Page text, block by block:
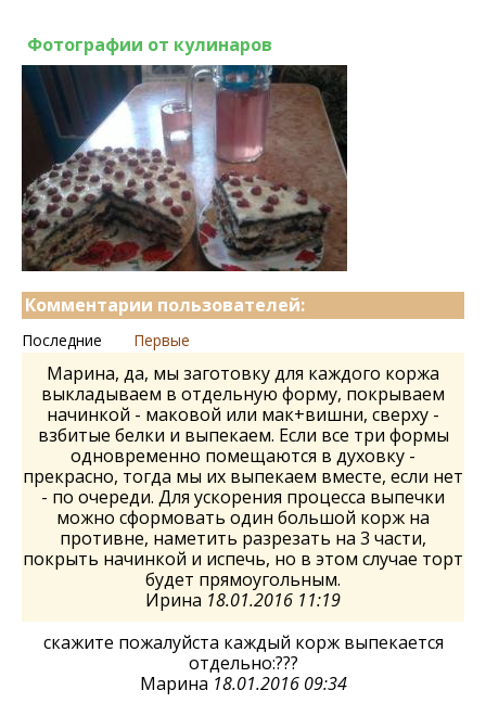
Фотографии от кулинаров
Комментарии пользователей:
Последние Первые
Марина, да, мы заготовку для каждого коржа
выкладываем в отдельную форму, покрываем
начинкой - маковой или мак+вишни, сверху -
взбитые белки и выпекаем. Если все три формы
одновременно помещаются в духовку -
прекрасно, тогда мы их выпекаем вместе, если нет
- по очереди. Для ускорения процесса выпечки
можно сформовать один большой корж на
противне, наметить разрезать на 3 части,
покрыть начинкой и испечь, но в этом случае торт
будет прямоугольным.
Ирина 18.01.2016 11:19
скажите пожалуйста каждый корж выпекается
отдельно:???
Марина 18.01.2016 09:34